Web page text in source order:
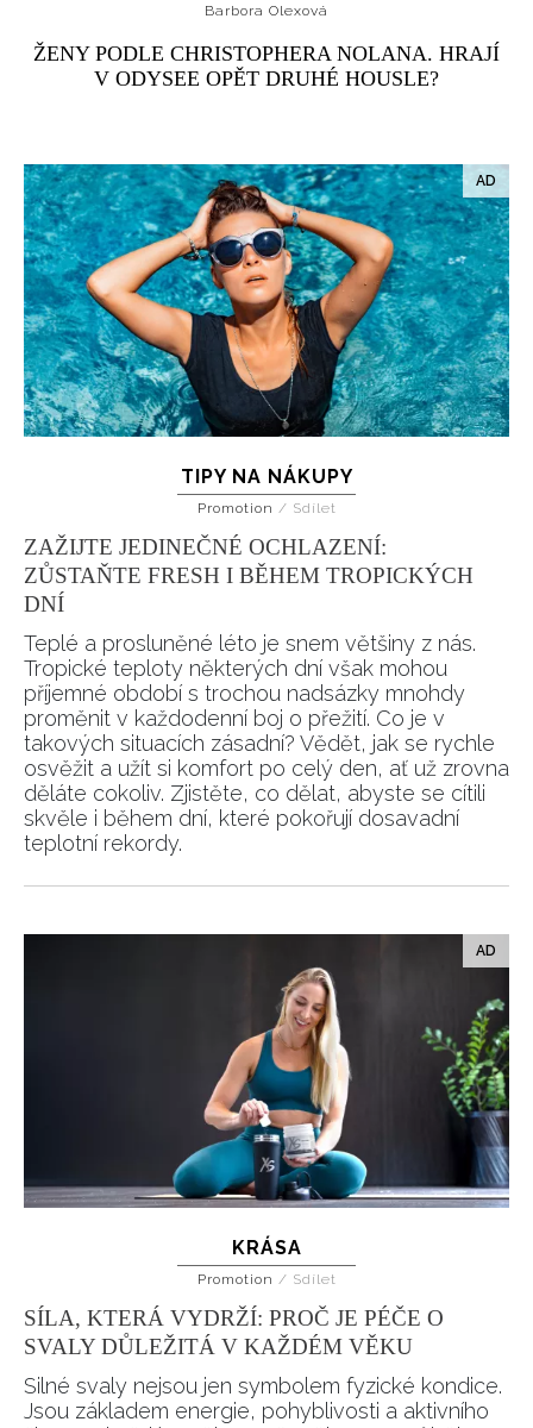
Barbora Olexová
ŽENY PODLE CHRISTOPHERA NOLANA. HRAJÍ
V ODYSEE OPĚT DRUHÉ HOUSLE?
TIPY NA NÁKUPY
Promotion / Sdílet
ZAŽIJTE JEDINEČNÉ OCHLAZENÍ:
ZŮSTAŇTE FRESH I BĚHEM TROPICKÝCH
DNÍ
Teplé a prosluněné léto je snem většiny z nás.
Tropické teploty některých dní však mohou
příjemné období s trochou nadsázky mnohdy
proměnit v každodenní boj o přežití. Co je v
takových situacích zásadní? Vědět, jak se rychle
osvěžit a užít si komfort po celý den, ať už zrovna
děláte cokoliv. Zjistěte, co dělat, abyste se cítili
skvěle i během dní, které pokořují dosavadní
teplotní rekordy.
KRÁSA
Promotion / Sdílet
SÍLA, KTERÁ VYDRŽÍ: PROČ JE PÉČE O
SVALY DŮLEŽITÁ V KAŽDÉM VĚKU
Silné svaly nejsou jen symbolem fyzické kondice.
Jsou základem energie, pohyblivosti a aktivního